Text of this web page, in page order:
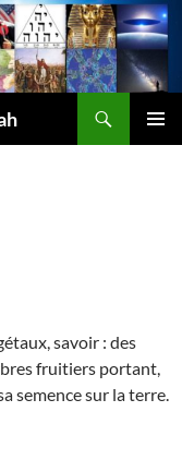
savoir : des
fruitiers portant,
semence sur la terre.